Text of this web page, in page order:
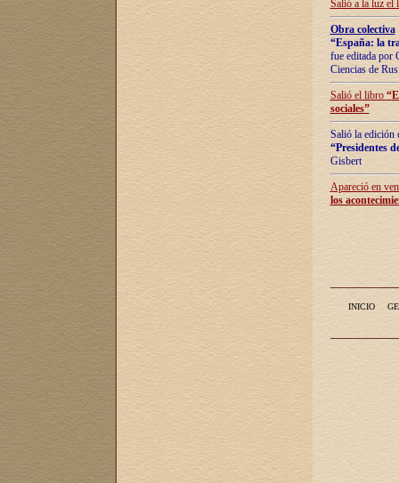
Salió a la luz el
Obra colectiva
“España: la
fue editada por
Ciencias de
Salió el libro “
sociales”
Salió la edición
“Presidentes
Gisbert
Apareció en
los
INICIO